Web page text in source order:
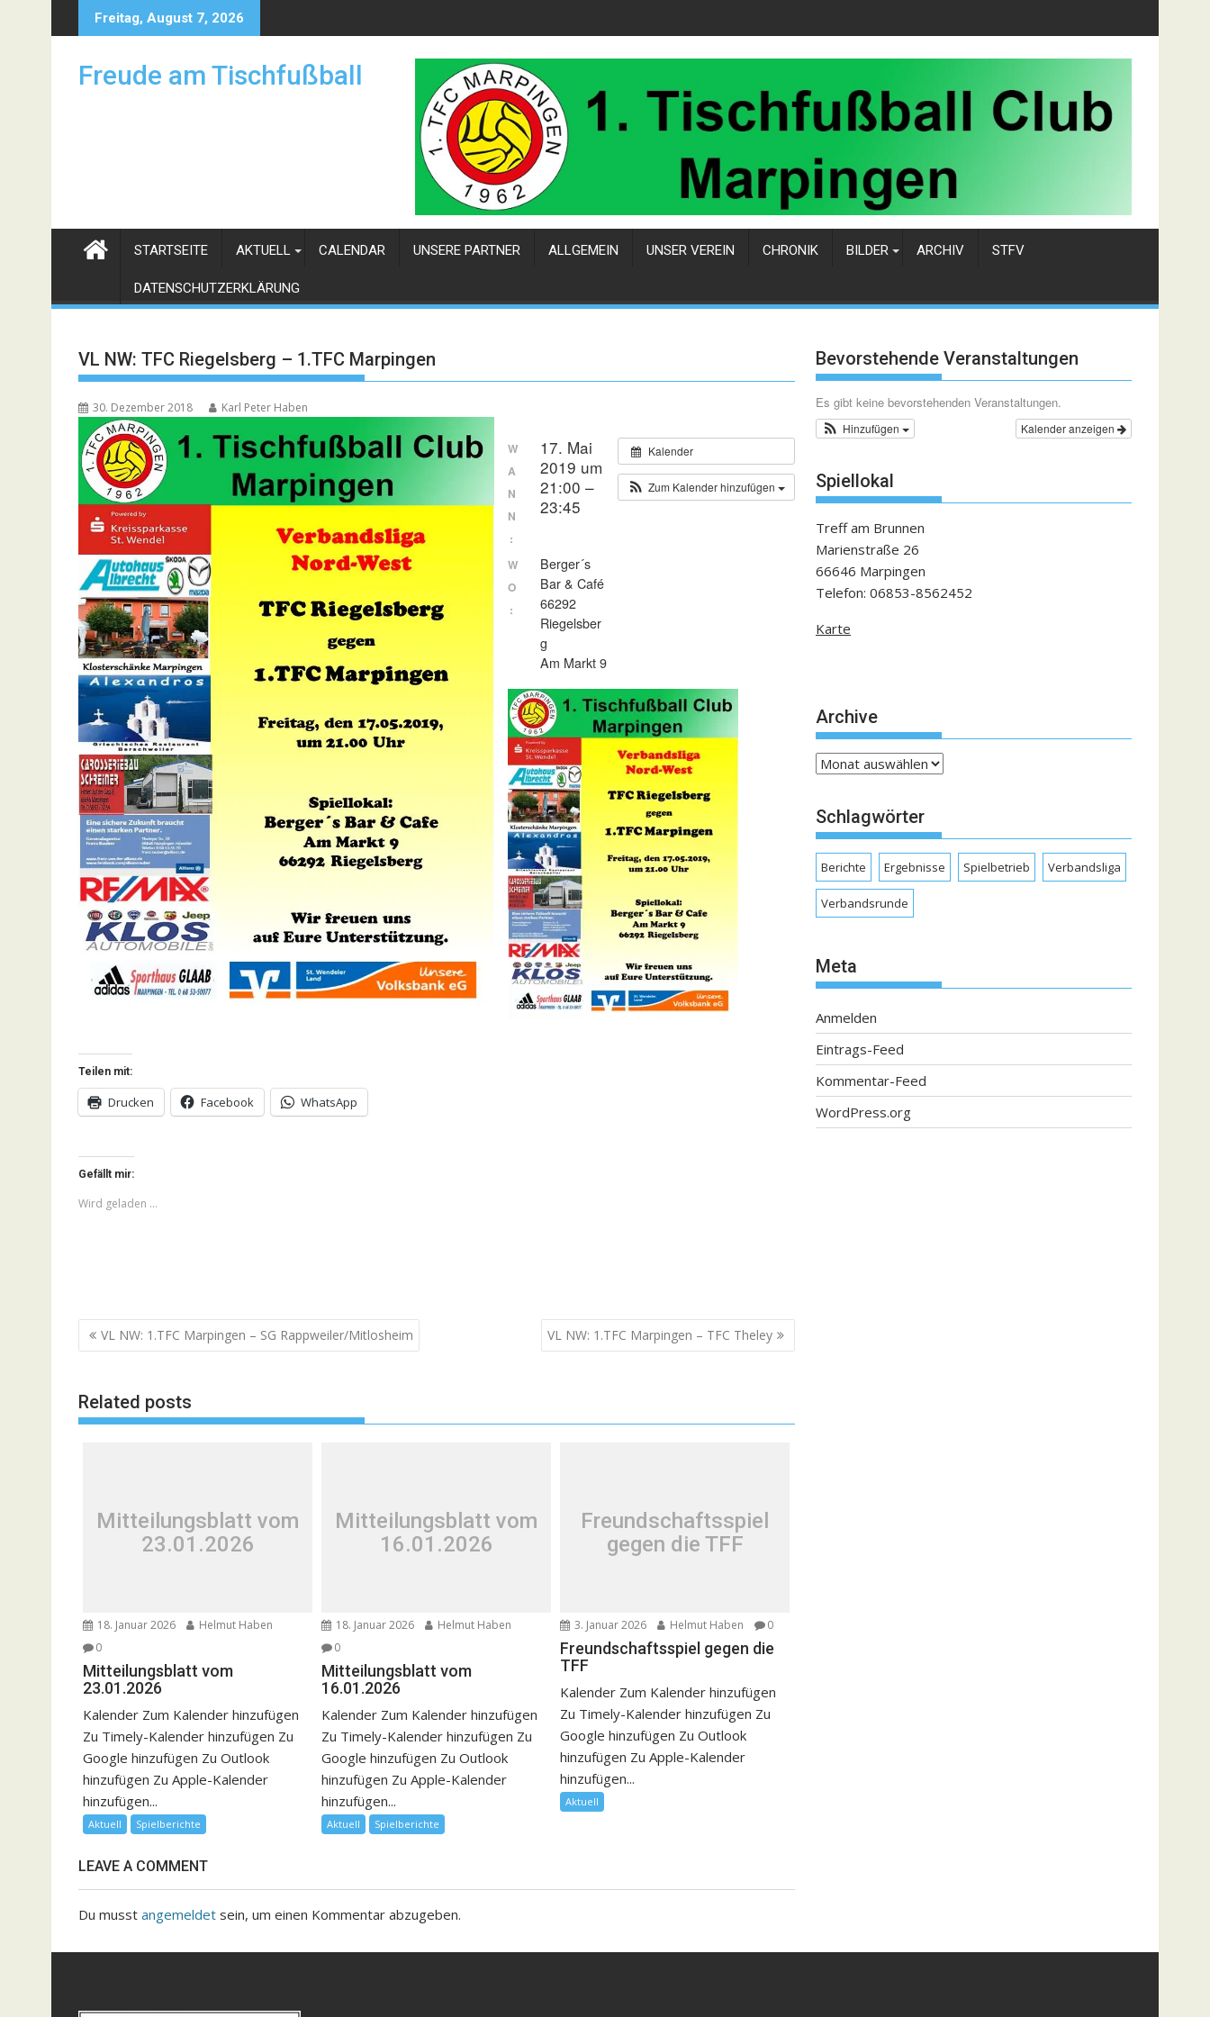
to
Freitag, August 7, 2026
Freude am Tischfußball
STARTSEITE AKTUELL CALENDAR UNSERE PARTNER ALLGEMEIN UNSER VEREIN CHRONIK BILDER ARCHIV STFV
DATENSCHUTZERKLÄRUNG
VL NW: TFC Riegelsberg – 1.TFC Marpingen
30. Dezember 2018 Karl Peter Haben
Kalender
Zum Kalender hinzufügen
W
A
N
N
:
17. Mai
2019 um
21:00 –
23:45
W
O
:
Berger´s
Bar & Café
66292
Riegelsber
g
Am Markt 9
Teilen mit:
Drucken Facebook WhatsApp
Gefällt mir:
Wird geladen …
Beitragsnavigation
VL NW: 1.TFC Marpingen – SG Rappweiler/Mitlosheim VL NW: 1.TFC Marpingen – TFC Theley
Related posts
Mitteilungsblatt vom
23.01.2026
18. Januar 2026
Helmut Haben
0
Mitteilungsblatt vom
23.01.2026
Kalender Zum Kalender hinzufügen
Zu Timely-Kalender hinzufügen Zu
Google hinzufügen Zu Outlook
hinzufügen Zu Apple-Kalender
hinzufügen...
Aktuell Spielberichte
Mitteilungsblatt vom
16.01.2026
18. Januar 2026
Helmut Haben
0
Mitteilungsblatt vom
16.01.2026
Kalender Zum Kalender hinzufügen
Zu Timely-Kalender hinzufügen Zu
Google hinzufügen Zu Outlook
hinzufügen Zu Apple-Kalender
hinzufügen...
Aktuell Spielberichte
Freundschaftsspiel
gegen die TFF
3. Januar 2026 Helmut Haben 0
Freundschaftsspiel gegen die
TFF
Kalender Zum Kalender hinzufügen
Zu Timely-Kalender hinzufügen Zu
Google hinzufügen Zu Outlook
hinzufügen Zu Apple-Kalender
hinzufügen...
Aktuell
LEAVE A COMMENT
Du musst angemeldet sein, um einen Kommentar abzugeben.
Bevorstehende Veranstaltungen
Es gibt keine bevorstehenden Veranstaltungen.
Kalender anzeigen
Hinzufügen
Spiellokal
Treff am Brunnen
Marienstraße 26
66646 Marpingen
Telefon: 06853-8562452
Karte
Archive
Archive
Schlagwörter
Berichte Ergebnisse Spielbetrieb Verbandsliga
Verbandsrunde
Meta
Anmelden
Eintrags-Feed
Kommentar-Feed
WordPress.org